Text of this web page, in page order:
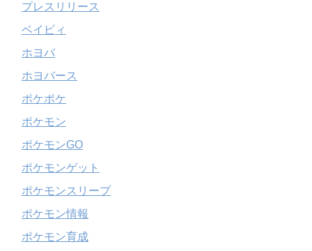
プレスリリース
ベイビィ
ホヨバ
ホヨバース
ポケポケ
ポケモン
ポケモンGO
ポケモンゲット
ポケモンスリープ
ポケモン情報
ポケモン育成